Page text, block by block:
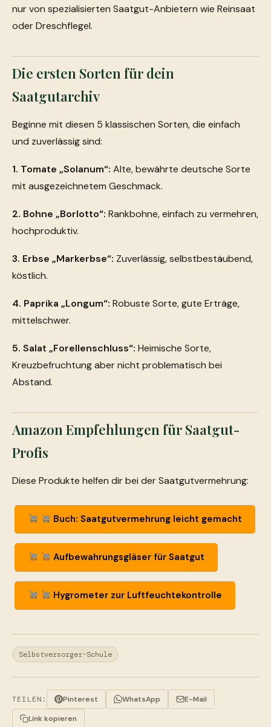
nur von spezialisierten Saatgut-Anbietern wie Reinsaat
oder Dreschflegel.
Die ersten Sorten für dein
Saatgutarchiv
Beginne mit diesen 5 klassischen Sorten, die einfach
und zuverlässig sind:
1. Tomate „Solanum“: Alte, bewährte deutsche Sorte
mit ausgezeichnetem Geschmack.
2. Bohne „Borlotto“: Rankbohne, einfach zu vermehren,
hochproduktiv.
3. Erbse „Markerbse“: Zuverlässig, selbstbestäubend,
köstlich.
4. Paprika „Longum“: Robuste Sorte, gute Erträge,
mittelschwer.
5. Salat „Forellenschluss“: Heimische Sorte,
Kreuzbefruchtung aber nicht problematisch bei
Abstand.
Amazon Empfehlungen für Saatgut-
Profis
Diese Produkte helfen dir bei der Saatgutvermehrung:
Buch: Saatgutvermehrung leicht gemacht
Aufbewahrungsgläser für Saatgut
Hygrometer zur Luftfeuchtekontrolle
Selbstversorger-Schule
TEILEN: Pinterest WhatsApp
E-Mail
Link kopieren